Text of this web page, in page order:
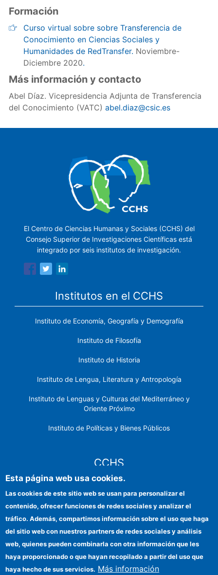
Formación
Curso virtual sobre sobre Transferencia de
Conocimiento en Ciencias Sociales y
Humanidades de RedTransfer. Noviembre-
Diciembre 2020.
Más información y contacto
Abel Díaz. Vicepresidencia Adjunta de Transferencia
del Conocimiento (VATC) abel.diaz@csic.es
El Centro de Ciencias Humanas y Sociales (CCHS) del
Consejo Superior de Investigaciones Científicas está
integrado por seis institutos de investigación.
Institutos en el CCHS
Instituto de Economía, Geografía y Demografía
Instituto de Filosofía
Instituto de Historia
Instituto de Lengua, Literatura y Antropología
Instituto de Lenguas y Culturas del Mediterráneo y
Oriente Próximo
Instituto de Políticas y Bienes Públicos
CCHS
Identidad institucional
Ayudas FEDER
Organismos financiadores
Esta página web usa cookies.
Las cookies de este sitio web se usan para personalizar el
contenido, ofrecer funciones de redes sociales y analizar el
tráfico. Además, compartimos información sobre el uso que haga
del sitio web con nuestros partners de redes sociales y análisis
web, quienes pueden combinarla con otra información que les
haya proporcionado o que hayan recopilado a partir del uso que
haya hecho de sus servicios. Más información